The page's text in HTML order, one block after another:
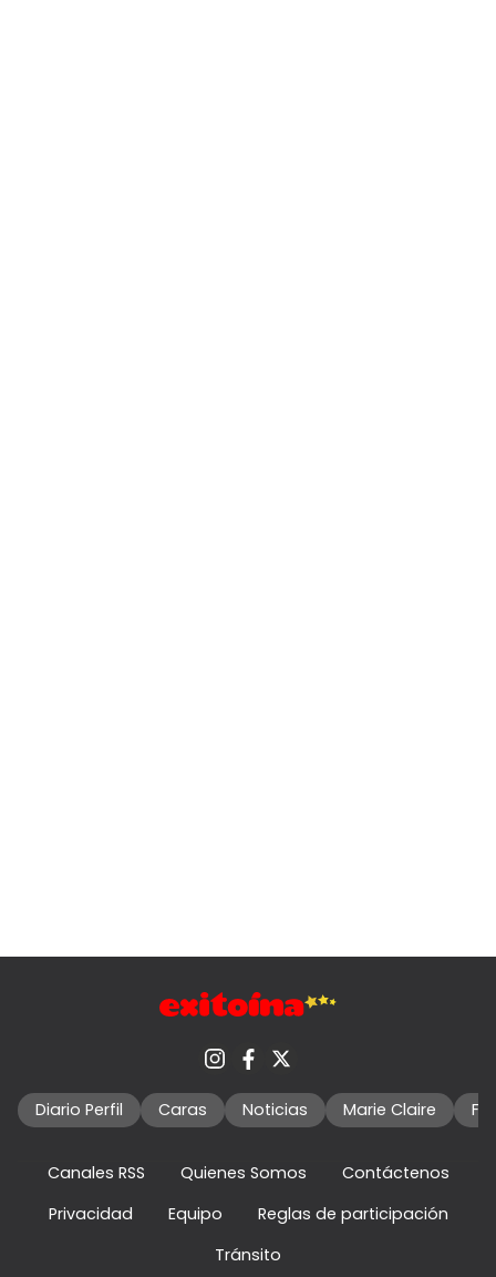
Diario Perfil Caras Noticias Marie Claire
Canales RSS Quienes Somos
Contáctenos
Privacidad
Equipo
Reglas de participación
Tránsito